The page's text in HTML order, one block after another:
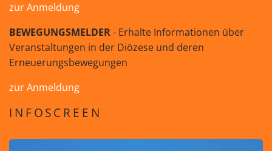
zur Anmeldung
BEWEGUNGSMELDER- Erhalte Informationen über
Veranstaltungen in der Diözese und deren
Erneuerungsbewegungen
zur Anmeldung
INFOSCREEN